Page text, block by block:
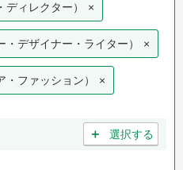
ィレクター） ×
デザイナー・ライター） ×
ファッション） ×
＋ 選択する